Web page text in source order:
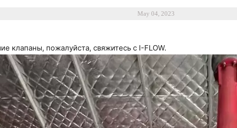
May 04, 2023
клапаны, пожалуйста, свяжитесь с I-FLOW.